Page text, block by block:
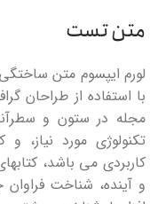
متن تست
لورم ایپسوم متن
با استفاده از طراحان
مجله در ستون و
تکنولوژی مورد نیاز،
کاربردی می باشد،
و آینده، شناخت